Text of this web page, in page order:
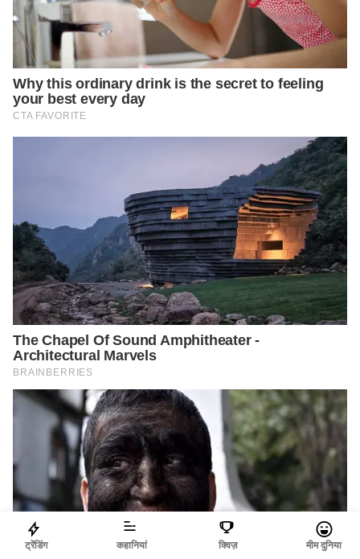
ट्रेंडिंग कहानियां क्विज़ मीम दुनिया